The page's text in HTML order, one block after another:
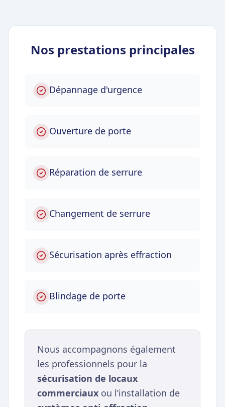
Nos prestations principales
Dépannage d'urgence
Ouverture de porte
Réparation de serrure
Changement de serrure
Sécurisation après effraction
Blindage de porte
Nous accompagnons également
les professionnels pour la
sécurisation de locaux
commerciaux ou l’installation de